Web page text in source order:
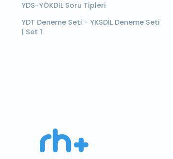
YDS-YÖKDİL Soru Tipleri
YDT Deneme Seti - YKSDİL Deneme Seti
| Set 1